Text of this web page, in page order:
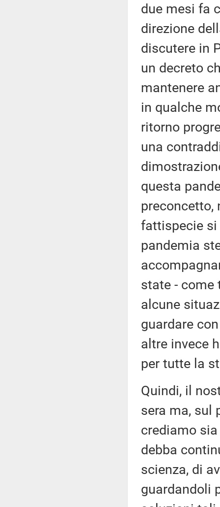
due mesi fa
direzione
discutere in
un decreto
mantenere
in qualche
ritorno
una
questa
preconcetto,
fattispecie si
pandemia
state - come
alcune
guardare
altre invece
per tutte la
Quindi, il
sera ma, sul
crediamo
debba
scienza, di
guardandoli